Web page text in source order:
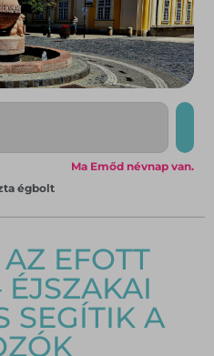
Ma Emőd névnap van.
égbolt
EFOTT
SEGÍTIK A